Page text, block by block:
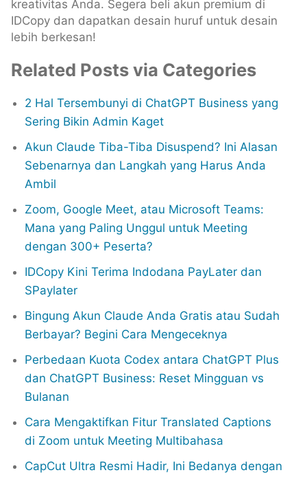
kreativitas Anda. Segera beli akun premium di
IDCopy dan dapatkan desain huruf untuk desain
lebih berkesan!
Related Posts via Categories
2 Hal Tersembunyi di ChatGPT Business yang
Sering Bikin Admin Kaget
Akun Claude Tiba-Tiba Disuspend? Ini Alasan
Sebenarnya dan Langkah yang Harus Anda
Ambil
Zoom, Google Meet, atau Microsoft Teams:
Mana yang Paling Unggul untuk Meeting
dengan 300+ Peserta?
IDCopy Kini Terima Indodana PayLater dan
SPaylater
Bingung Akun Claude Anda Gratis atau Sudah
Berbayar? Begini Cara Mengeceknya
Perbedaan Kuota Codex antara ChatGPT Plus
dan ChatGPT Business: Reset Mingguan vs
Bulanan
Cara Mengaktifkan Fitur Translated Captions
di Zoom untuk Meeting Multibahasa
CapCut Ultra Resmi Hadir, Ini Bedanya dengan